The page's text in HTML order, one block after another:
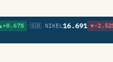
•🇬🇧 NIKEL16.691 ▼-2.52% •🇬🇧